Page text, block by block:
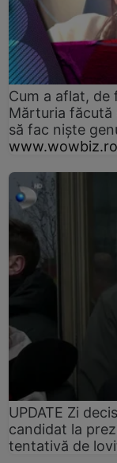
Cum a aflat, de
Mărturia făcută
să fac niște
www.wowbiz.ro
UPDATE Zi
candidat la
tentativă de